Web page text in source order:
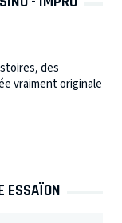
des
vraiment originale
ESSAÏON